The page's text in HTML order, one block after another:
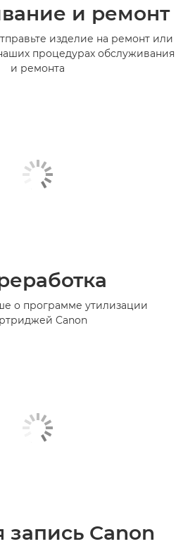
и ремонт
изделие на ремонт или
процедурах обслуживания
и ремонта
о программе утилизации
Canon
запись Canon